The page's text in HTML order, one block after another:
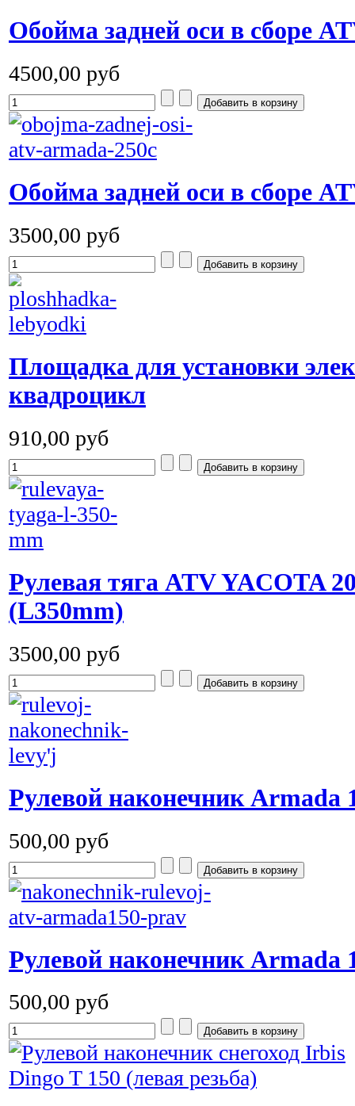
Обойма задней оси в сборе
4500,00 руб
Обойма задней оси в сборе
3500,00 руб
Площадка для установки
квадроцикл
910,00 руб
Рулевая тяга ATV YACOTA
(L350mm)
3500,00 руб
Рулевой наконечник Armada
500,00 руб
Рулевой наконечник Armada
500,00 руб